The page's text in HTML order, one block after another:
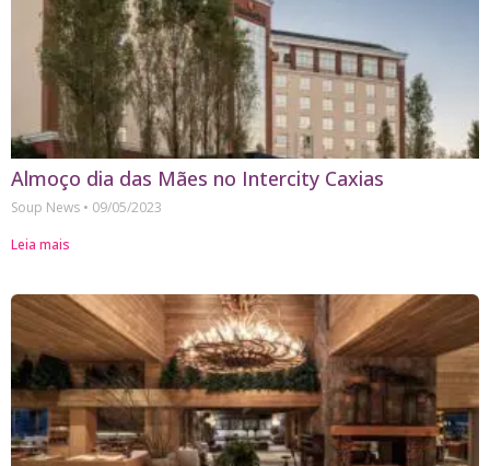
Almoço dia das Mães no Intercity Caxias
Soup News
09/05/2023
Leia mais